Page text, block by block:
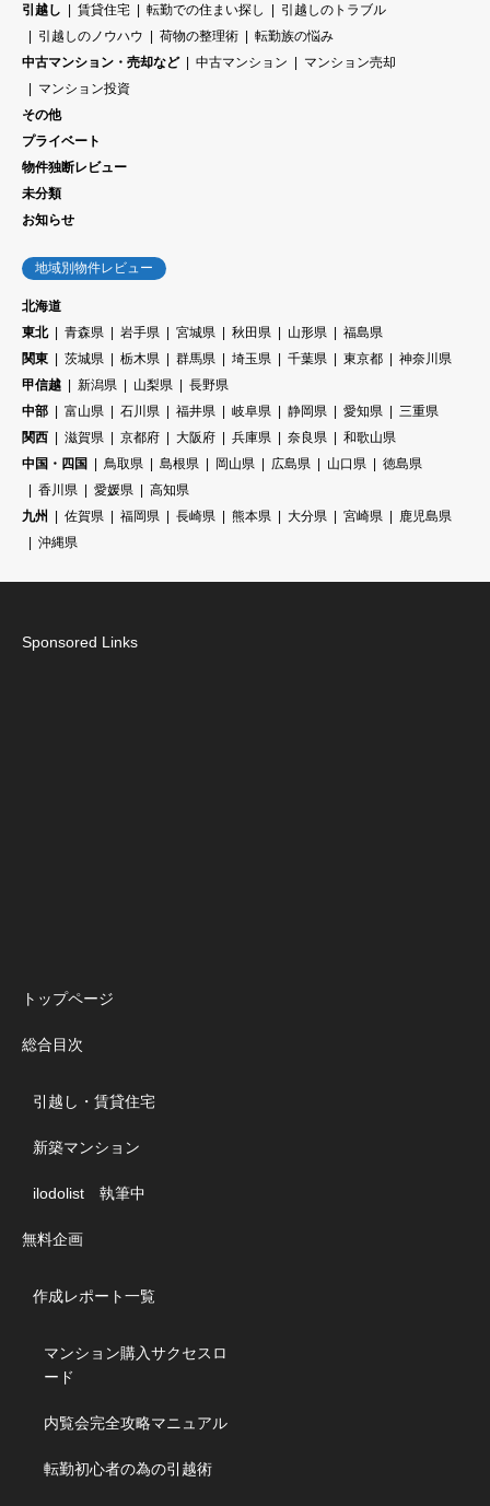
引越し
賃貸住宅 転勤での住まい探し
引越しのトラブル
引越しのノウハウ
荷物の整理術
転勤族の悩み
中古マンション・売却など
中古マンション
マンション売却
マンション投資
その他
プライベート
物件独断レビュー
未分類
お知らせ
地域別物件レビュー
北海道
東北
青森県 岩手県 宮城県 秋田県 山形県
福島県
関東
茨城県 栃木県 群馬県 埼玉県 千葉県 東京都
神奈川県
甲信越
新潟県 山梨県
長野県
中部
富山県 石川県 福井県 岐阜県 静岡県 愛知県
三重県
関西
滋賀県 京都府 大阪府 兵庫県 奈良県
和歌山県
中国・四国
鳥取県 島根県 岡山県 広島県 山口県
徳島県
香川県
愛媛県
高知県
九州
佐賀県 福岡県 長崎県 熊本県 大分県 宮崎県
鹿児島県
沖縄県
Sponsored Links
トップページ
総合目次
引越し・賃貸住宅
新築マンション
ilodolist 執筆中
無料企画
作成レポート一覧
マンション購入サクセスロ
ード
内覧会完全攻略マニュアル
転勤初心者の為の引越術